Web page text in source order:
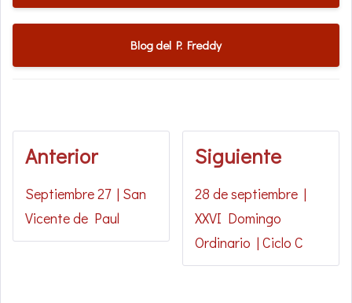
Blog del P. Freddy
Anterior
Septiembre 27 | San
Vicente de Paul
Siguiente
28 de septiembre |
XXVI Domingo
Ordinario | Ciclo C